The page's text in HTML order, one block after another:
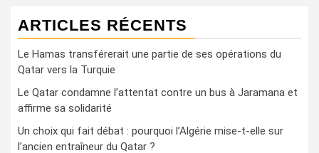
ARTICLES RÉCENTS
Le Hamas transférerait une partie de ses opérations du
Qatar vers la Turquie
Le Qatar condamne l’attentat contre un bus à Jaramana et
affirme sa solidarité
Un choix qui fait débat : pourquoi l’Algérie mise-t-elle sur
l’ancien entraîneur du Qatar ?